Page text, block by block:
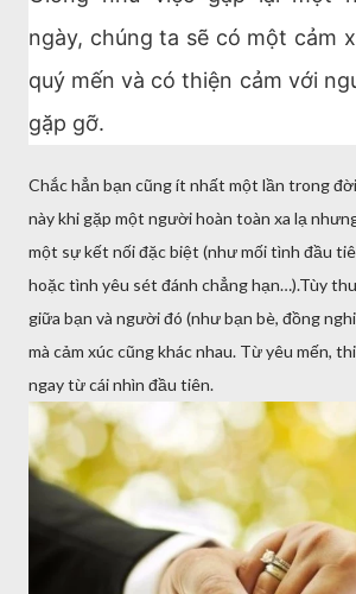
ngày, chúng ta sẽ có một cảm
quý mến và có thiện cảm với
gặp gỡ.
Chắc hẳn bạn cũng ít nhất một lần trong
này khi gặp một người hoàn toàn xa lạ
một sự kết nối đặc biệt (như mối tình đầu
hoặc tình yêu sét đánh chẳng hạn…).Tùy
giữa bạn và người đó (như bạn bè, đồng
mà cảm xúc cũng khác nhau. Từ yêu mến,
ngay từ cái nhìn đầu tiên.